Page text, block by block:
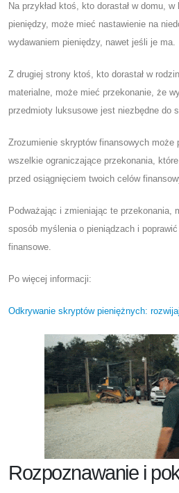
Na przykład ktoś, kto dorastał w domu,
pieniędzy, może mieć nastawienie na
wydawaniem pieniędzy, nawet jeśli je ma.
Z drugiej strony ktoś, kto dorastał w
materialne, może mieć przekonanie, że
przedmioty luksusowe jest niezbędne do
Zrozumienie skryptów finansowych może
wszelkie ograniczające przekonania,
przed osiągnięciem twoich celów
Podważając i zmieniając te przekonania,
sposób myślenia o pieniądzach i
finansowe.
Po więcej informacji:
Odkrywanie skryptów pieniężnych:
Rozpoznawanie i